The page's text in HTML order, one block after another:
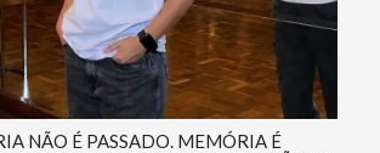
NÃO É PASSADO. MEMÓRIA É